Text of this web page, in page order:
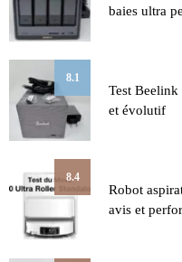
baies ultra
8.1
Test
et évolutif
8.4
Robot
avis et